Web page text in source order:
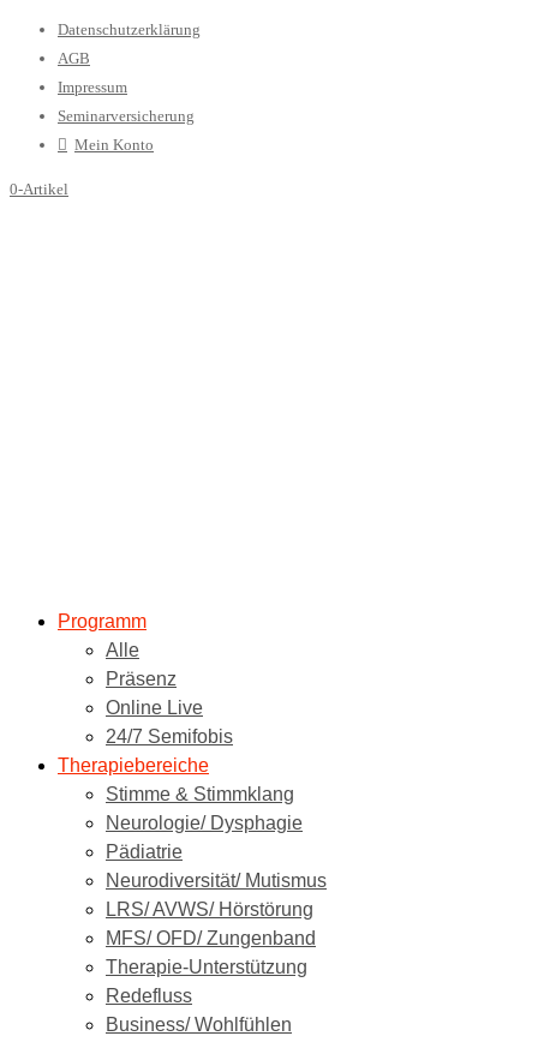
Datenschutzerklärung
AGB
Impressum
Seminarversicherung
Mein Konto
0-Artikel
Programm
Alle
Präsenz
Online Live
24/7 Semifobis
Therapiebereiche
Stimme & Stimmklang
Neurologie/ Dysphagie
Pädiatrie
Neurodiversität/ Mutismus
LRS/ AVWS/ Hörstörung
MFS/ OFD/ Zungenband
Therapie-Unterstützung
Redefluss
Business/ Wohlfühlen